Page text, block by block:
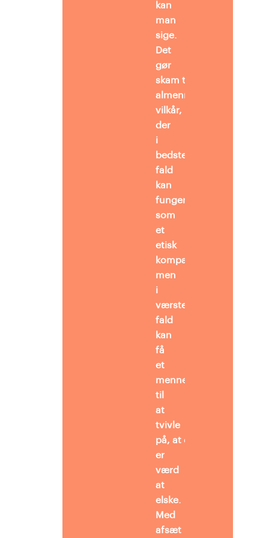
kan
man
sige.
Det
gør
skam til et
almenmenneskeligt
vilkår,
der
i
bedste
fald
kan
fungere
som
et
etisk
kompas,
men
i
værste
fald
kan
få
et
menneske
til
at
tvivle
på, at det
er
værd
at
elske.
Med
afsæt